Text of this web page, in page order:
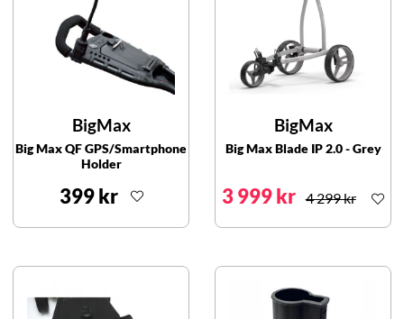
BigMax
Big Max QF GPS/Smartphone
Holder
399 kr
BigMax
Big Max Blade IP 2.0 - Grey
3 999 kr 4 299 kr